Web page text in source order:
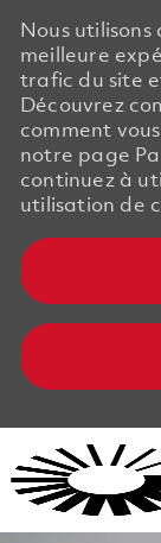
Nous utilisons
meilleure
trafic du site
Découvrez
comment
notre page
continuez à
utilisation de